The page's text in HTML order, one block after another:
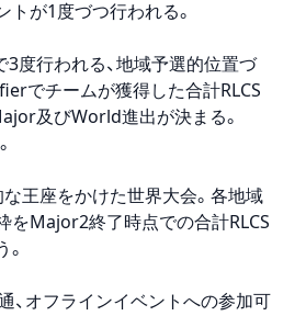
トが1度づつ行われる。
度行われる、地域予選的位置づ
でチームが獲得した合計RLCS
及びWorld進出が決まる。
な王座をかけた世界大会。各地域
をMajor2終了時点での合計RLCS
、オフラインイベントへの参加可